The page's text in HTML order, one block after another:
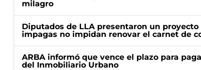
milagro
Diputados de LLA presentaron un
impagas no impidan renovar el carnet de
ARBA informó que vence el plazo para
del Inmobiliario Urbano